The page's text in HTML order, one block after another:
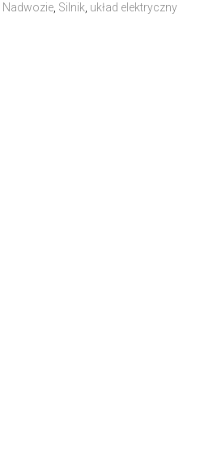
Nadwozie, Silnik układ elektryczny